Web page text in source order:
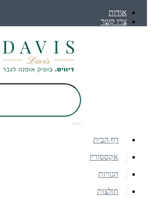
אודות
צרו קשר
דף הבית
אקססוריז
חגורות
חולצות